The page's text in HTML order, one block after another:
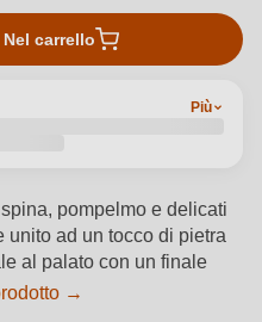
Nel carrello
Più
pompelmo e delicati
unito ad un tocco di pietra
al palato con un finale
→